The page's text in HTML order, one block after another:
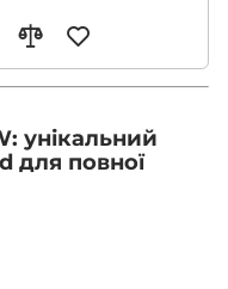
унікальний
для повної